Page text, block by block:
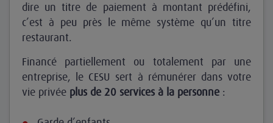
dire un titre de paiement à montant prédéfini,
c’est à peu près le même système qu’un titre
restaurant.
Financé partiellement ou totalement par une
entreprise, le CESU sert à rémunérer dans votre
vie privée plus de 20 services à la personne :